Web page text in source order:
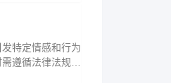
特定情感和行为
遵循法律法规确